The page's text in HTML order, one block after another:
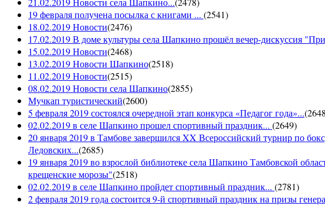
19 февраля получена посылка с книгами ... (2541)
18.02.2019 Новости(2476)
17.02.2019 В доме культуры села Шапкино прошёл вечер-дискуссия
15.02.2019 Новости(2468)
13.02.2019 Новости Шапкино(2518)
11.02.2019 Новости(2515)
08.02.2019 Новости села Шапкино(2855)
Мучкап туристический(2600)
5 февраля 2019 состоялся очередной этап конкурса «Педагог года»...(2648
02.02.2019 в селе Шапкино прошел спортивный праздник... (2649)
20 января 2019 в Тамбове завершился XX Всероссийский турнир по
Ледовских...(2685)
19 января 2019 во взрослой библиотеке села Шапкино Тамбовской
крещенские морозы"(2518)
02.02.2019 в селе Шапкино пройдет спортивный праздник... (2781)
2 февраля 2019 года состоится 9-й спортивный праздник на призы